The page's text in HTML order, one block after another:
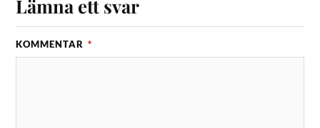
Lämna ett svar
KOMMENTAR *